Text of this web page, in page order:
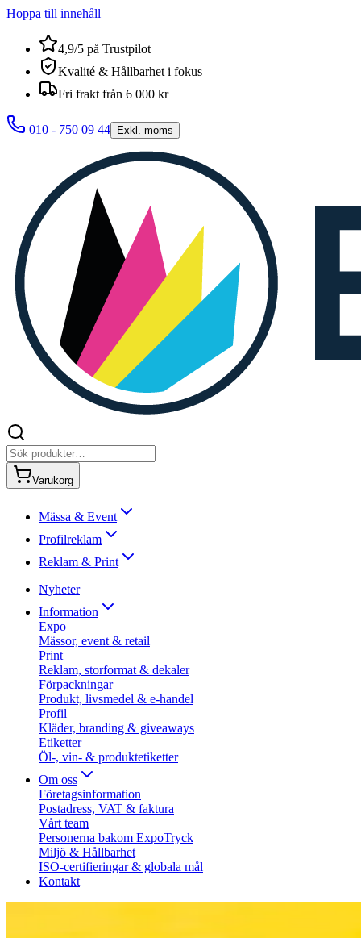
Hoppa till innehåll
4,9/5 på Trustpilot
Kvalité & Hållbarhet i fokus
Fri frakt från 6 000 kr
010 - 750 09 44 Exkl. moms
Varukorg
Mässa & Event
Profilreklam
Reklam & Print
Nyheter
Information
Expo
Mässor, event & retail
Print
Reklam, storformat & dekaler
Förpackningar
Produkt, livsmedel & e-handel
Profil
Kläder, branding & giveaways
Etiketter
Öl-, vin- & produktetiketter
Om oss
Företagsinformation
Postadress, VAT & faktura
Vårt team
Personerna bakom ExpoTryck
Miljö & Hållbarhet
ISO-certifieringar & globala mål
Kontakt